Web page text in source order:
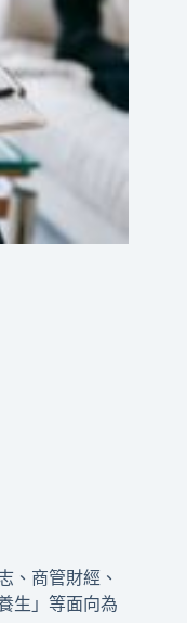
、商管財經、
生」等面向為